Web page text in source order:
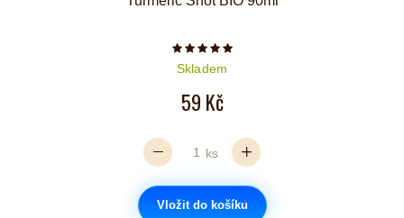
Počet hvězdiček je 5 z 5
Skladem
59 Kč
ks
Vložit do košíku